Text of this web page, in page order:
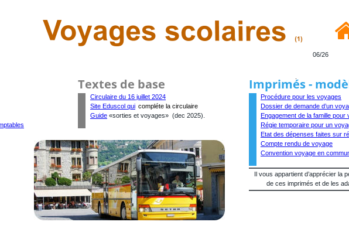
Il vous appartient d’apprécier la
de ces imprimés et de les
Circulaire du 16 juillet 2024
Site Eduscol qui compléte la circulaire
Guide «sorties et voyages»  (dec 2025).
Textes de base
Procédure pour les voyages
Dossier de demande d’un
Engagement de la famille pour
Régie temporaire pour un
Etat des dépenses faites sur
Compte rendu de voyage
Convention voyage en
Imprimés -
06/26